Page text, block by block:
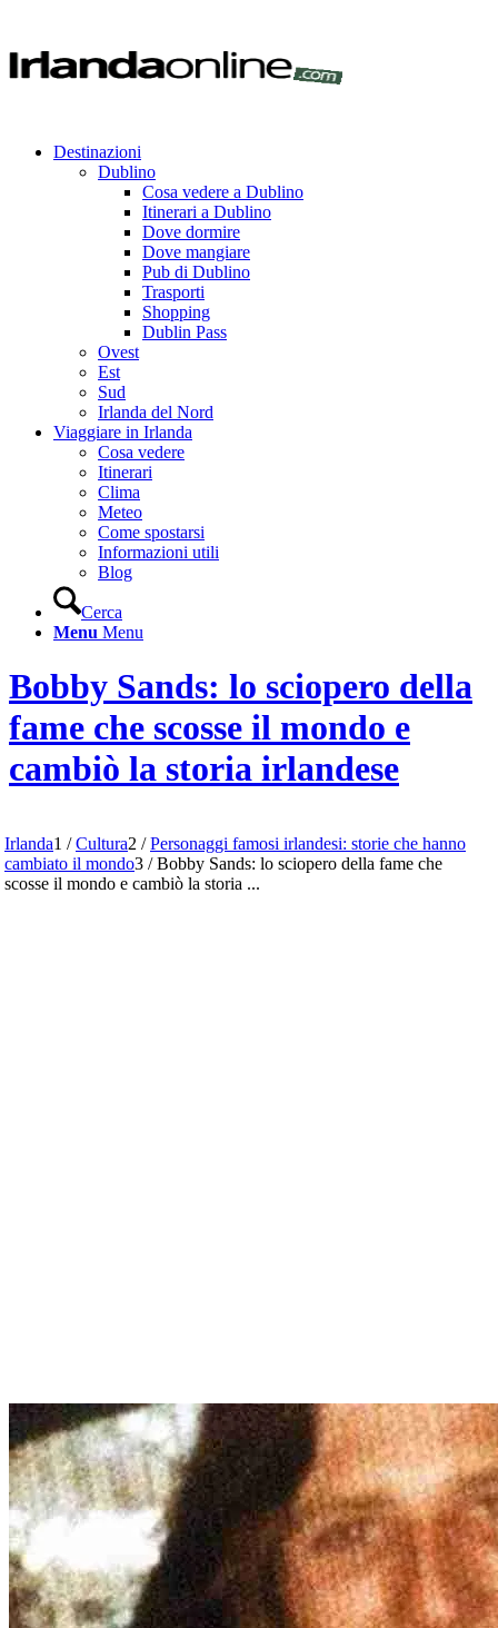
Destinazioni
Dublino
Cosa vedere a Dublino
Itinerari a Dublino
Dove dormire
Dove mangiare
Pub di Dublino
Trasporti
Shopping
Dublin Pass
Ovest
Est
Sud
Irlanda del Nord
Viaggiare in Irlanda
Cosa vedere
Itinerari
Clima
Meteo
Come spostarsi
Informazioni utili
Blog
Cerca
Menu Menu
Bobby Sands: lo sciopero della
fame che scosse il mondo e
cambiò la storia irlandese
Irlanda1 / Cultura2 / Personaggi famosi irlandesi: storie che hanno
cambiato il mondo3 / Bobby Sands: lo sciopero della fame che
scosse il mondo e cambiò la storia ...